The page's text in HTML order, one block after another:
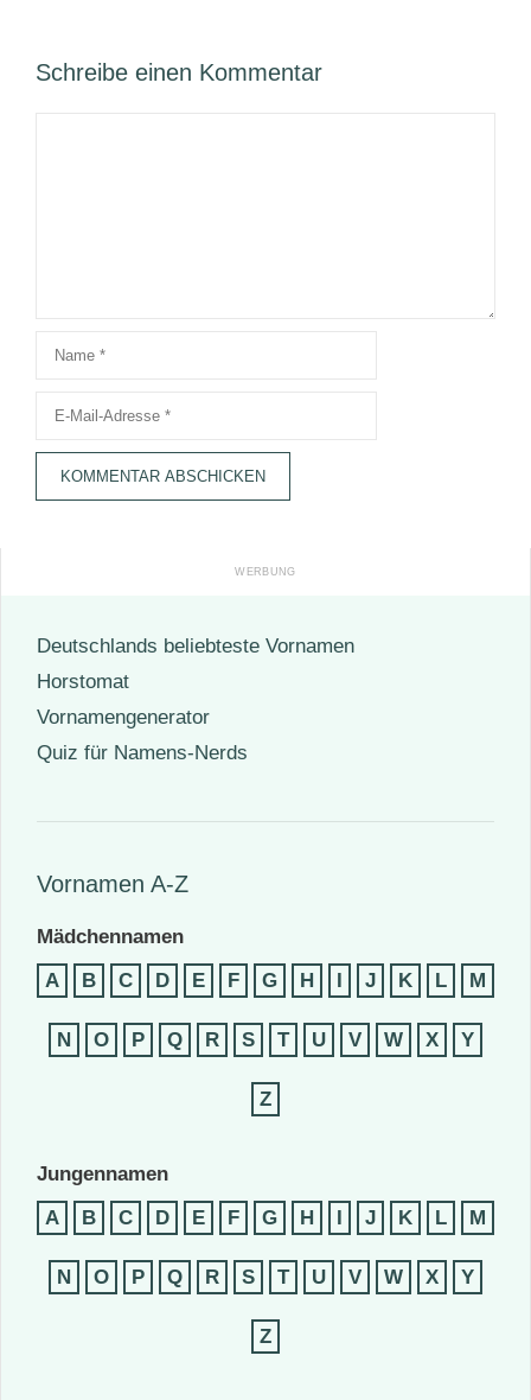
Schreibe einen Kommentar
Name
Deutschlands beliebteste Vornamen
Horstomat
Vornamengenerator
Quiz für Namens-Nerds
Vornamen A-Z
Mädchennamen
A
B C D E F G H I J K L M
N O P Q R S T U V W X Y
Z
Jungennamen
A
B C D E F G H I J K L M
N O P Q R S T U V W X Y
Z